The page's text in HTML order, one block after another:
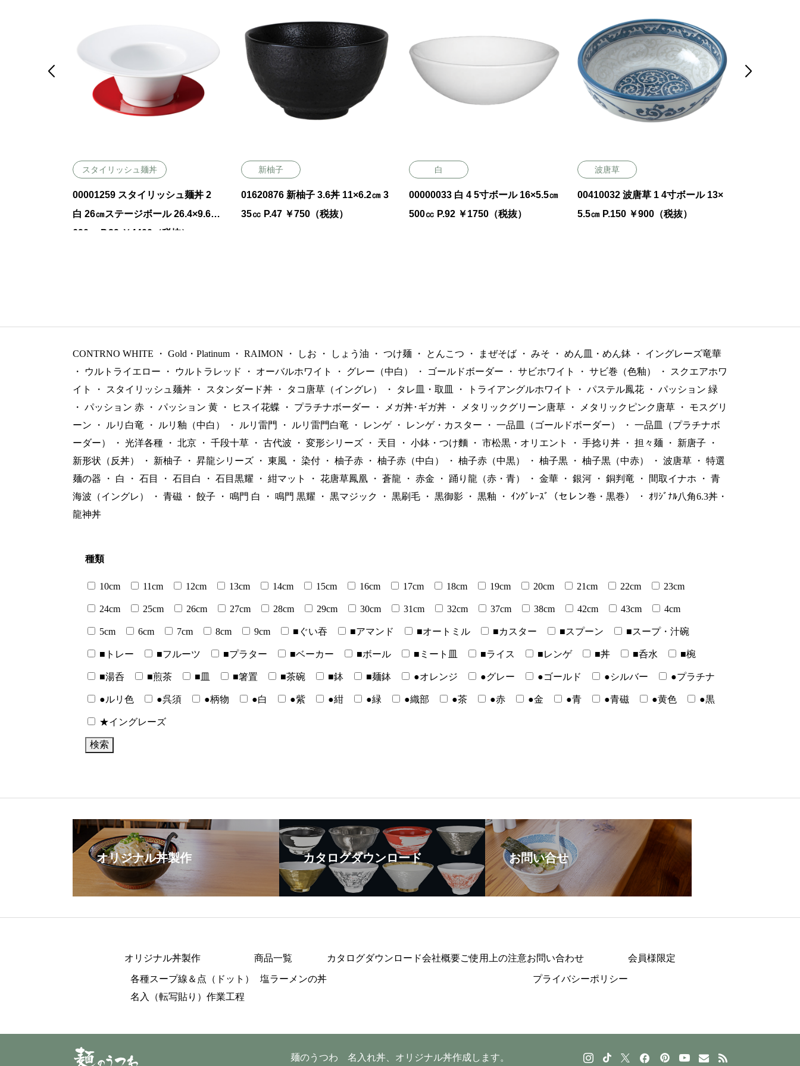
スタイリッシュ麺丼
00001259 スタイリッシュ麺丼 2
白 26㎝ステージボール 26.4×9.6㎝
690㏄ P.39 ￥4400（税抜）
新柚子
01620876 新柚子 3.6丼 11×6.2㎝ 3
35㏄ P.47 ￥750（税抜）
白
00000033 白 4 5寸ボール 16×5.5㎝
500㏄ P.92 ￥1750（税抜）
波唐草
00410032 波唐草 1 4寸ボール 13×
5.5㎝ P.150 ￥900（税抜）
 
CONTRNO WHITE ・ Gold・Platinum ・ RAIMON ・ しお ・ しょう油 ・ つけ麺 ・ とんこつ ・ まぜそば ・ みそ ・ めん皿・めん鉢 ・
イングレーズ竜華
・
ウルトライエロー ・ ウルトラレッド ・ オーバルホワイト ・ グレー（中白） ・ ゴールドボーダー ・ サビホワイト ・ サビ巻（色釉） ・
スクエアホワ
イト
・ スタイリッシュ麺丼 ・ スタンダード丼 ・ タコ唐草（イングレ） ・ タレ皿・取皿 ・ トライアングルホワイト ・ パステル鳳花 ・ パッション 緑
・ パッション 赤 ・ パッション 黄 ・ ヒスイ花蝶 ・ プラチナボーダー ・ メガ丼･ギガ丼 ・ メタリックグリーン唐草 ・ メタリックピンク唐草 ・
モスグリ
ーン
・ ルリ白竜 ・ ルリ釉（中白） ・ ルリ雷門 ・ ルリ雷門白竜 ・ レンゲ ・ レンゲ・カスター ・ 一品皿（ゴールドボーダー） ・ 一品皿（プラチナボ
ーダー）
・ 光洋各種 ・ 北京 ・ 千段十草 ・ 古代波 ・ 変形シリーズ ・ 天目 ・ 小鉢・つけ麵 ・ 市松黒・オリエント ・ 手捻り丼 ・ 担々麺 ・ 新唐子
・
新形状（反丼）
・ 新柚子 ・ 昇龍シリーズ ・ 東風 ・ 染付 ・ 柚子赤 ・ 柚子赤（中白） ・ 柚子赤（中黒） ・ 柚子黒 ・ 柚子黒（中赤） ・ 波唐草 ・ 特選
麺の器
・ 白 ・ 石目 ・ 石目白 ・ 石目黒耀 ・ 紺マット ・ 花唐草鳳凰 ・ 蒼龍 ・ 赤金 ・ 踊り龍（赤・青） ・ 金華 ・ 銀河 ・ 銅判竜 ・ 間取イナホ ・ 青
海波（イングレ）
・ 青磁 ・ 餃子 ・ 鳴門 白 ・ 鳴門 黒耀 ・ 黒マジック ・ 黒刷毛 ・ 黒御影 ・ 黒釉 ・ ｲﾝｸﾞﾚｰｽﾞ（セレン巻・黒巻） ・
ｵﾘｼﾞﾅﾙ八角6.3丼・
龍神丼
種類
10cm 11cm 12cm 13cm 14cm 15cm 16cm 17cm 18cm 19cm 20cm 21cm 22cm 23cm
24cm 25cm 26cm 27cm 28cm 29cm 30cm 31cm 32cm 37cm 38cm 42cm 43cm 4cm
5cm 6cm 7cm 8cm 9cm ■ぐい吞 ■アマンド ■オートミル ■カスター ■スプーン ■スープ・汁碗
■トレー ■フルーツ ■プラター ■ベーカー ■ボール ■ミート皿 ■ライス ■レンゲ ■丼 ■呑水 ■椀
■湯呑 ■煎茶 ■皿 ■箸置 ■茶碗 ■鉢 ■麺鉢 ●オレンジ ●グレー ●ゴールド ●シルバー ●プラチナ
●ルリ色 ●呉須 ●柄物 ●白 ●紫 ●紺 ●緑 ●織部 ●茶 ●赤 ●金 ●青 ●青磁 ●黄色 ●黒
★イングレーズ
オリジナル丼製作 カタログダウンロード お問い合せ
オリジナル丼製作
各種スープ線＆点（ドット）
名入（転写貼り）作業工程
商品一覧
塩ラーメンの丼
カタログダウンロード会社概要ご使用上の注意お問い合わせ
プライバシーポリシー
会員様限定
麺のうつわ 名入れ丼、オリジナル丼作成します。